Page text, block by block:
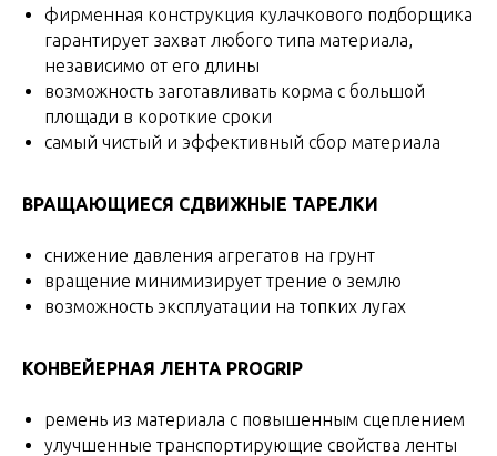
фирменная конструкция кулачкового подборщика
гарантирует захват любого типа материала,
независимо от его длины
возможность заготавливать корма с большой
площади в короткие сроки
самый чистый и эффективный сбор материала
ВРАЩАЮЩИЕСЯ СДВИЖНЫЕ ТАРЕЛКИ
снижение давления агрегатов на грунт
вращение минимизирует трение о землю
возможность эксплуатации на топких лугах
КОНВЕЙЕРНАЯ ЛЕНТА PROGRIP
ремень из материала с повышенным сцеплением
улучшенные транспортирующие свойства ленты